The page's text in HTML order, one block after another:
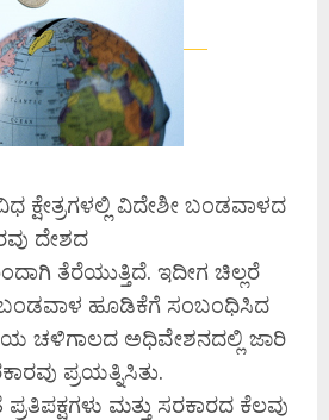
ಕ್ಷೇತ್ರಗಳಲ್ಲಿ ವಿದೇಶೀ ಬಂಡವಾಳದ
ದೇಶದ
ತೆರೆಯುತ್ತಿದೆ. ಇದೀಗ ಚಿಲ್ಲರೆ
ಬಂಡವಾಳ ಹೂಡಿಕೆಗೆ ಸಂಬಂಧಿಸಿದ
ಚಳಿಗಾಲದ ಅಧಿವೇಶನದಲ್ಲಿ ಜಾರಿ
ಪ್ರಯತ್ನಿಸಿತು.
ಮತ್ತು ಸರಕಾರದ ಕೆಲವು